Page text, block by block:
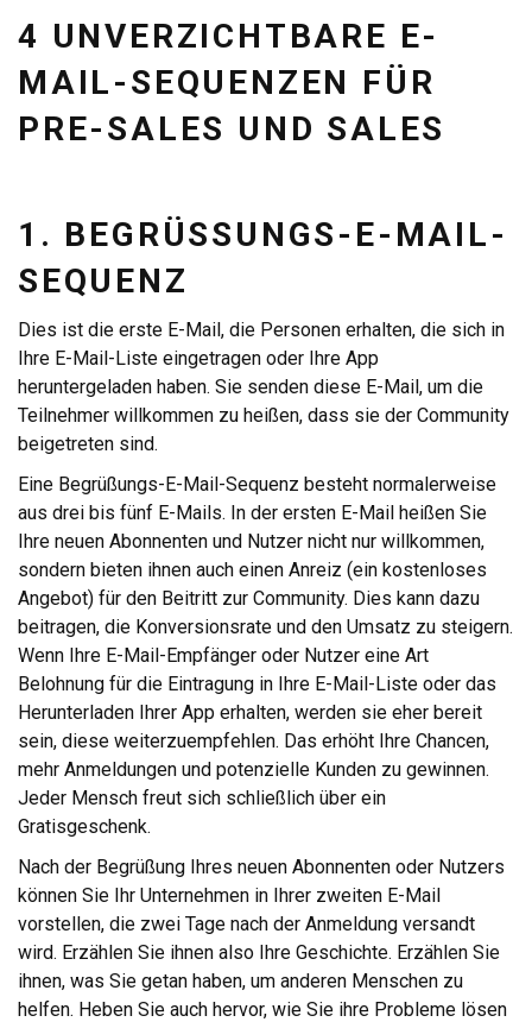
4 UNVERZICHTBARE E-
MAIL-SEQUENZEN FÜR
PRE-SALES UND SALES
1. BEGRÜSSUNGS-E-MAIL-S
EQUENZ
Dies ist die erste E-Mail, die Personen erhalten, die sich in
Ihre E-Mail-Liste eingetragen oder Ihre App
heruntergeladen haben. Sie senden diese E-Mail, um die
Teilnehmer willkommen zu heißen, dass sie der Community
beigetreten sind.
Eine Begrüßungs-E-Mail-Sequenz besteht normalerweise
aus drei bis fünf E-Mails. In der ersten E-Mail heißen Sie
Ihre neuen Abonnenten und Nutzer nicht nur willkommen,
sondern bieten ihnen auch einen Anreiz (ein kostenloses
Angebot) für den Beitritt zur Community. Dies kann dazu
beitragen, die Konversionsrate und den Umsatz zu steigern.
Wenn Ihre E-Mail-Empfänger oder Nutzer eine Art
Belohnung für die Eintragung in Ihre E-Mail-Liste oder das
Herunterladen Ihrer App erhalten, werden sie eher bereit
sein, diese weiterzuempfehlen. Das erhöht Ihre Chancen,
mehr Anmeldungen und potenzielle Kunden zu gewinnen.
Jeder Mensch freut sich schließlich über ein
Gratisgeschenk.
Nach der Begrüßung Ihres neuen Abonnenten oder Nutzers
können Sie Ihr Unternehmen in Ihrer zweiten E-Mail
vorstellen, die zwei Tage nach der Anmeldung versandt
wird. Erzählen Sie ihnen also Ihre Geschichte. Erzählen Sie
ihnen, was Sie getan haben, um anderen Menschen zu
helfen. Heben Sie auch hervor, wie Sie ihre Probleme lösen